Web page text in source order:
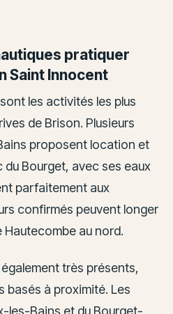
pratiquer
Saint Innocent
les activités les plus
de Brison. Plusieurs
proposent location et
du Bourget, avec ses eaux
parfaitement aux
confirmés peuvent longer
Hautecombe au nord.
très présents,
basés à proximité. Les
les-Bains et du Bourget-